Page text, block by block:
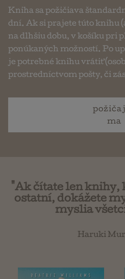
Kniha sa požičiava
dní. Ak si prajete túto knihu
na dlhšiu dobu, v košíku pri
ponúkaných možností. Po
je potrebné knihu vrátiť
prostredníctvom pošty, či
ma
"Ak čítate len knihy,
ostatní, dokážete
myslia
Haruki